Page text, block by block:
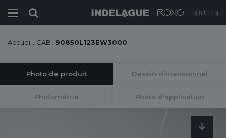
Accueil CAB 90850L123EW3000
Photo de produit Dessin dimensionnel
Photométrie Photo d'application